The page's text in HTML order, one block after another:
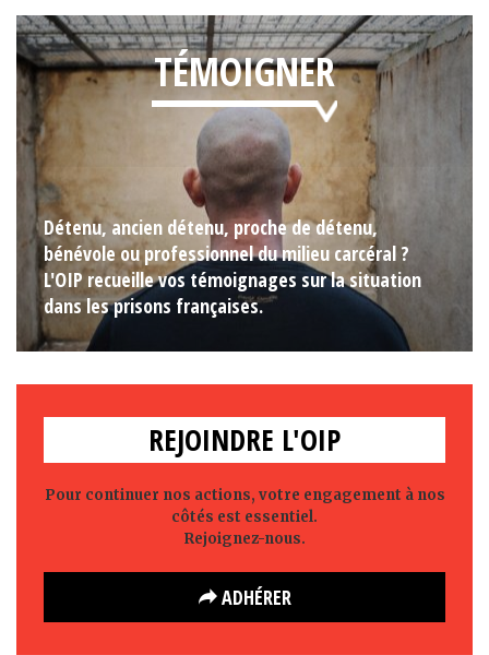
TÉMOIGNER
Détenu, ancien détenu, proche de détenu,
bénévole ou professionnel du milieu carcéral ?
L'OIP recueille vos témoignages sur la situation
dans les prisons françaises.
REJOINDRE L'OIP
Pour continuer nos actions, votre engagement à nos
côtés est essentiel.
Rejoignez-nous.
ADHÉRER